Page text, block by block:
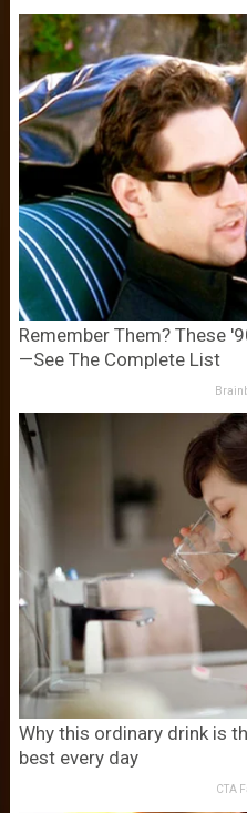
Remember Them? These
—See The Complete List
Why this ordinary drink is
best every day
CTA